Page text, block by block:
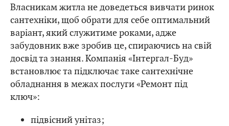
Власникам житла не доведеться вивчати ринок
сантехніки, щоб обрати для себе оптимальний
варіант, який служитиме роками, адже
забудовник вже зробив це, спираючись на свій
досвід та знання. Компанія «Інтергал-Буд»
встановлює та підключає таке сантехнічне
обладнання в межах послуги «Ремонт під
ключ»:
підвісний унітаз;